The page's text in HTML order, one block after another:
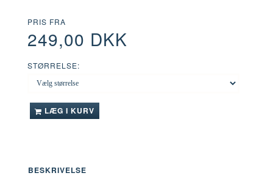
PRIS FRA
249,00 DKK
STØRRELSE:
LÆG I KURV
BESKRIVELSE